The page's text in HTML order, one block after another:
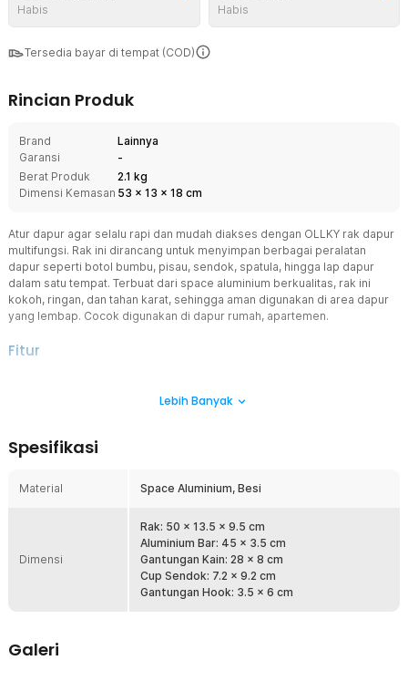
Habis Habis
Tersedia bayar di tempat (COD)
Rincian Produk
Brand
Lainnya
Garansi
-
Berat Produk
2.1 kg
Dimensi Kemasan 53 x 13 x 18 cm
Atur dapur agar selalu rapi dan mudah diakses dengan OLLKY rak dapur
multifungsi. Rak ini dirancang untuk menyimpan berbagai peralatan
dapur seperti botol bumbu, pisau, sendok, spatula, hingga lap dapur
dalam satu tempat. Terbuat dari space aluminium berkualitas, rak ini
kokoh, ringan, dan tahan karat, sehingga aman digunakan di area dapur
yang lembap. Cocok digunakan di dapur rumah, apartemen.
Fitur
Rak utama berkapasitas luas memungkinkan Anda menyimpan
tertata. Tersedia juga cup serbaguna untuk sendok, garpu, dan
4 Hook Gantungan Multifungsi
menggantung spatula, sutil, sendok sayur, atau alat masak lainnya.
Terdapat gantungan tambahan khusus untuk lap dapur, sehingga
lebih higienis dan cepat kering. Semua perlengkapan dapur dapat
diakses dengan cepat saat memasak.
Material Space Aluminium Anti Karat
sehingga awet digunakan dalam jangka panjang. Sangat ideal untuk
Lebih Banyak
Spesifikasi
Material Space Aluminium, Besi
Dimensi
Rak: 50 x 13.5 x 9.5 cm
Aluminium Bar: 45 x 3.5 cm
Gantungan Kain: 28 x 8 cm
Cup Sendok: 7.2 x 9.2 cm
Gantungan Hook: 3.5 x 6 cm
Galeri